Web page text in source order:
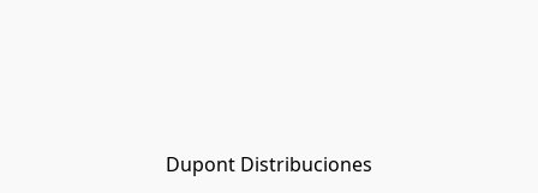
Dupont Distribuciones